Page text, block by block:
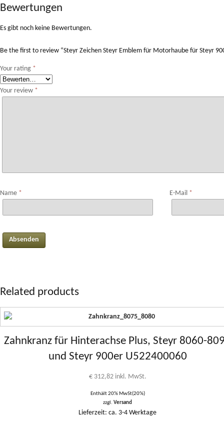
Bewertungen
Es gibt noch keine Bewertungen.
Be the first to review “Steyr Zeichen Steyr Emblem für Motorhaube für Steyr
Your rating *
Your review *
Name * E-Mail *
Related products
Zahnkranz für Hinterachse Plus, Steyr 8060-
und Steyr 900er U522400060
€312,82 inkl. MwSt.
Enthält 20% MwSt(20%)
zzgl.Versand
Lieferzeit: ca. 3-4 Werktage